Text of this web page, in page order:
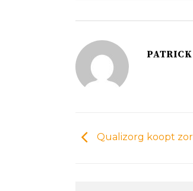
PATRICK
Qualizorg koopt